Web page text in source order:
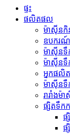
ផ្ទះ
ផលិតផល
ម៉ាស៊ីនកិ
ឧបករ
ម៉ាស៊ីនទឹ
ម៉ាស៊ីនទឹ
អ្នកផលិ
ម៉ាស៊ីនទឹ
រារាំងម៉
ផ្សិតទឹក
ផ្
ផ្